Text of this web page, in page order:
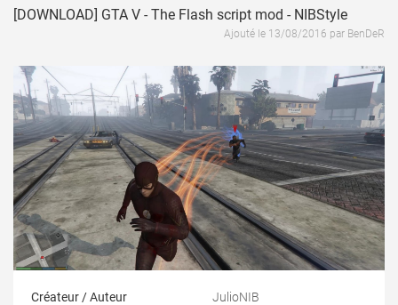
[DOWNLOAD] GTA V - The Flash script mod - NIBStyle
Ajouté le 13/08/2016 par BenDeR
Créateur / Auteur
JulioNIB